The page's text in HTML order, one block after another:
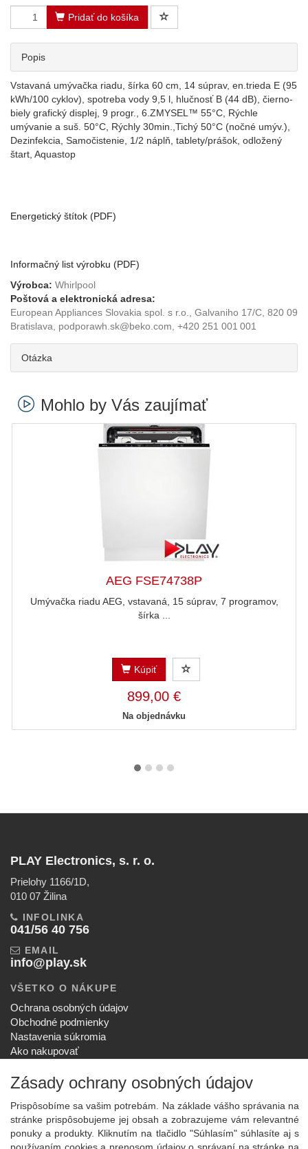
Pridať do košíka
Popis
Vstavaná umývačka riadu, šírka 60 cm, 14 súprav, en.trieda E (95
kWh/100 cyklov), spotreba vody 9,5 l, hlučnosť B (44 dB), čierno-
biely grafický displej, 9 progr., 6.ZMYSEL™ 55°C, Rýchle
umývanie a suš. 50°C, Rýchly 30min.,Tichý 50°C (nočné umýv.),
Dezinfekcia, Samočistenie, 1/2 náplň, tablety/prášok, odložený
štart, Aquastop
Energetický štítok (PDF)
Informačný list výrobku (PDF)
Výrobca: Whirlpool
Poštová a elektronická adresa:
European Appliances Slovakia spol. s r.o., Galvaniho 17/C, 820 09
Bratislava, podporawh.sk@beko.com, +420 251 001 001
Otázka
Mohlo by Vás zaujímať
AEG FSE74738P
Umývačka riadu AEG, vstavaná, 15 súprav, 7 programov,
šírka ...
Kúpiť
899,00 €
Na objednávku
PLAY Electronics, s. r. o.
Prielohy 1166/1D,
010 07 Žilina
INFOLINKA
041/56 40 756
EMAIL
info@play.sk
VŠETKO O NÁKUPE
Ochrana osobných údajov
Obchodné podmienky
Nastavenia súkromia
Ako nakupovať
SPOLOČNOSŤ
O nás
Kontakt
Služby
Zásady ochrany osobných údajov
Prispôsobíme sa vašim potrebám. Na základe vášho správania na
stránke prispôsobujeme jej obsah a zobrazujeme vám relevantné
ponuky a produkty. Kliknutím na tlačidlo "Súhlasím" súhlasíte aj s